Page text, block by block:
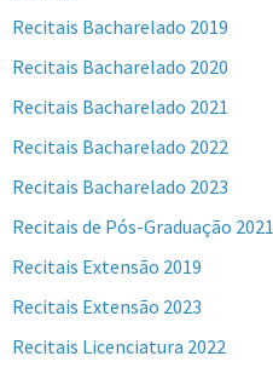
Recitais Bacharelado 2019
Recitais Bacharelado 2020
Recitais Bacharelado 2021
Recitais Bacharelado 2022
Recitais Bacharelado 2023
Recitais de Pós-Graduação 2021
Recitais Extensão 2019
Recitais Extensão 2023
Recitais Licenciatura 2022